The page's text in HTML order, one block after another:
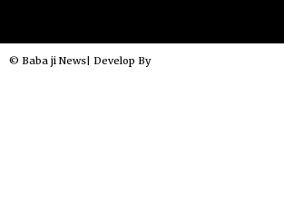
© Baba ji News| Develop By